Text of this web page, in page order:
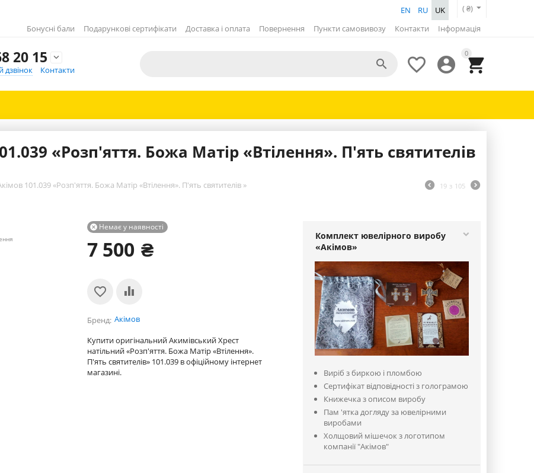
( ₴)
EN RU
UK
Бонусні бали
Подарункові сертифікати Доставка і оплата Повернення Пункти самовивозу Контакти Інформація
20 15

дзвінок
Контакти
0




«Розп'яття. Божа Матір «Втілення». П'ять святителів
101.039 «Розп'яття. Божа Матір «Втілення». П'ять святителів » 19 з 105
Немає у наявності

7 500 ₴
Бренд Акімов
Купити оригінальний Акимівський Хрест
натільний «Розп'яття. Божа Матір «Втілення».
П'ять святителів» 101.039 в офіційному інтернет
магазині.
Комплект ювелірного виробу
«Акімов»
Виріб з биркою і пломбою
Сертифікат відповідності з голограмою
Книжечка з описом виробу
Пам 'ятка догляду за ювелірними
виробами
Холщовий мішечок з логотипом
компанії "Акімов"